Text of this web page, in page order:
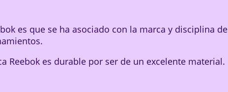
es que se ha asociado con la marca y disciplina de
Reebok es durable por ser de un excelente material.